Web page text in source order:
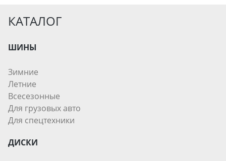
КАТАЛОГ
ШИНЫ
Зимние
Летние
Всесезонные
Для грузовых авто
Для спецтехники
ДИСКИ